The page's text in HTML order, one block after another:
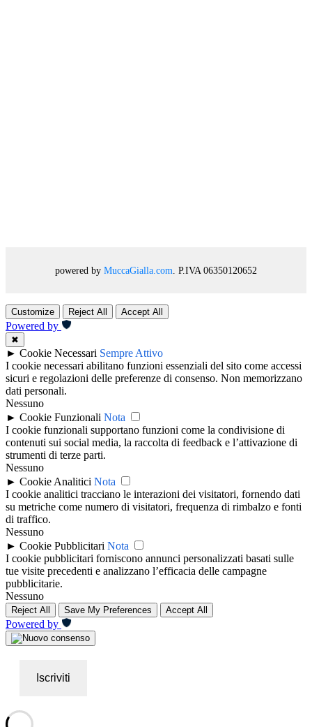
powered by MuccaGialla.com . P.IVA 06350120652
Customize Reject All Accept All
Powered by
✖
► Cookie Necessari Sempre Attivo
I cookie necessari abilitano funzioni essenziali del sito come accessi
sicuri e regolazioni delle preferenze di consenso. Non memorizzano
dati personali.
Nessuno
► Cookie Funzionali Nota
I cookie funzionali supportano funzioni come la condivisione di
contenuti sui social media, la raccolta di feedback e l’attivazione di
strumenti di terze parti.
Nessuno
► Cookie Analitici Nota
I cookie analitici tracciano le interazioni dei visitatori, fornendo dati
su metriche come numero di visitatori, frequenza di rimbalzo e fonti
di traffico.
Nessuno
► Cookie Pubblicitari Nota
I cookie pubblicitari forniscono annunci personalizzati basati sulle
tue visite precedenti e analizzano l’efficacia delle campagne
pubblicitarie.
Nessuno
Reject All Save My Preferences Accept All
Powered by
Iscriviti